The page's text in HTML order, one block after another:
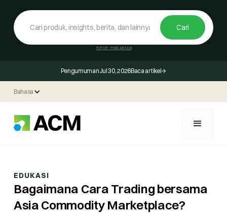
TUTUP PENCARIAN
PengumumanJul 30, 2026Baca artikel
Bahasa
EDUKASI
Bagaimana Cara Trading bersama
Asia Commodity Marketplace?